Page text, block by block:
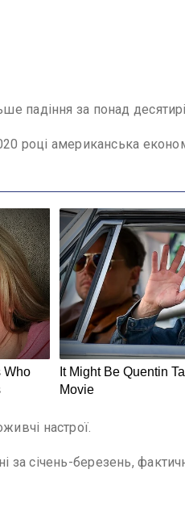
падіння за понад
році американська
настрої.
січень-березень,